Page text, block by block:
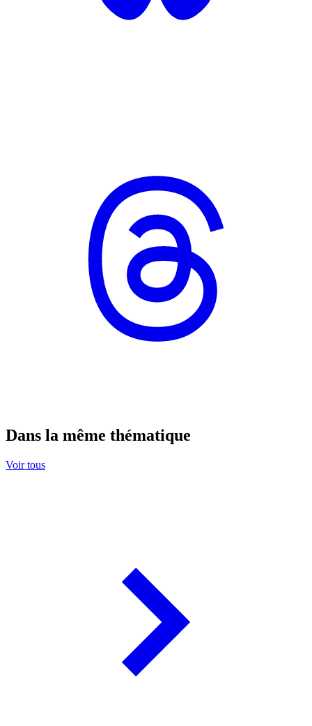
Dans la même thématique
Voir tous